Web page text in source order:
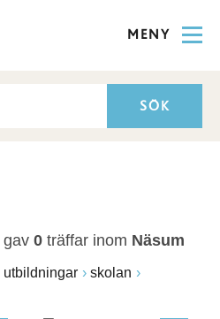
MENY
gav 0 träffar inom Näsum
utbildningar skolan